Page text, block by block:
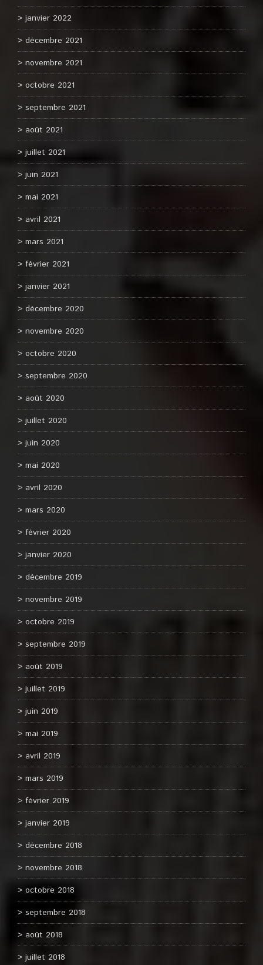
janvier 2022
décembre 2021
novembre 2021
octobre 2021
septembre 2021
août 2021
juillet 2021
juin 2021
mai 2021
avril 2021
mars 2021
février 2021
janvier 2021
décembre 2020
novembre 2020
octobre 2020
septembre 2020
août 2020
juillet 2020
juin 2020
mai 2020
avril 2020
mars 2020
février 2020
janvier 2020
décembre 2019
novembre 2019
octobre 2019
septembre 2019
août 2019
juillet 2019
juin 2019
mai 2019
avril 2019
mars 2019
février 2019
janvier 2019
décembre 2018
novembre 2018
octobre 2018
septembre 2018
août 2018
juillet 2018